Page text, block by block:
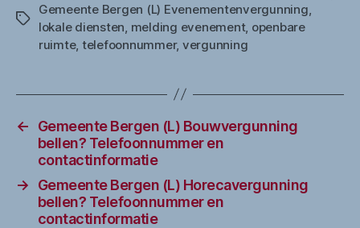
Tags
Gemeente Bergen (L) Evenementenvergunning
lokale diensten melding evenement, openbare
ruimte, telefoonnummer, vergunning
←
Gemeente Bergen (L) Bouwvergunning
bellen? Telefoonnummer en
contactinformatie
→
Gemeente Bergen (L) Horecavergunning
bellen? Telefoonnummer en
contactinformatie